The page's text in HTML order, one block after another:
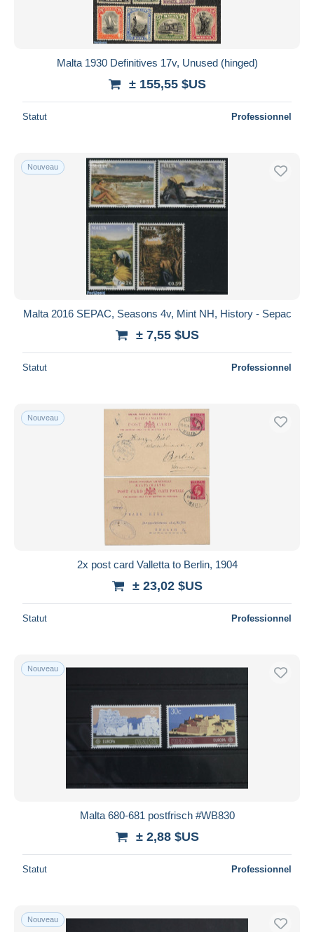
Malta 1930 Definitives 17v, Unused (hinged)
± 155,55 $US
Statut Professionnel
Nouveau
Malta 2016 SEPAC, Seasons 4v, Mint NH, History - Sepac
± 7,55 $US
Statut Professionnel
Nouveau
2x post card Valletta to Berlin, 1904
± 23,02 $US
Statut Professionnel
Nouveau
Malta 680-681 postfrisch #WB830
± 2,88 $US
Statut Professionnel
Nouveau